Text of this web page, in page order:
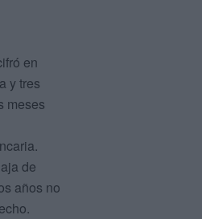
en
y tres
meses
de
años no